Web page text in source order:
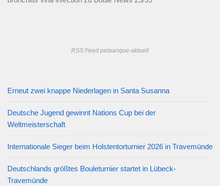
RSS Feed petaanque-aktuell
Erneut zwei knappe Niederlagen in Santa Susanna
Deutsche Jugend gewinnt Nations Cup bei der
Weltmeisterschaft
Internationale Sieger beim Holstentorturnier 2026 in Travemünde
Deutschlands größtes Bouleturnier startet in Lübeck-
Travemünde